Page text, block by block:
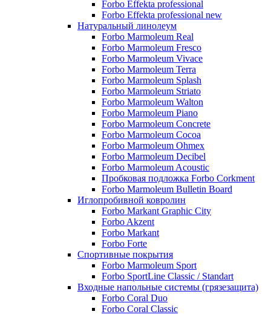
Forbo Effekta professional
Forbo Effekta professional new
Натуральный линолеум
Forbo Marmoleum Real
Forbo Marmoleum Fresco
Forbo Marmoleum Vivace
Forbo Marmoleum Terra
Forbo Marmoleum Splash
Forbo Marmoleum Striato
Forbo Marmoleum Walton
Forbo Marmoleum Piano
Forbo Marmoleum Concrete
Forbo Marmoleum Cocoa
Forbo Marmoleum Ohmex
Forbo Marmoleum Decibel
Forbo Marmoleum Acoustic
Пробковая подложка Forbo Corkment
Forbo Marmoleum Bulletin Board
Иглопробивной ковролин
Forbo Markant Graphic City
Forbo Akzent
Forbo Markant
Forbo Forte
Спортивные покрытия
Forbo Marmoleum Sport
Forbo SportLine Classic / Standart
Входные напольные системы (грязезащита)
Forbo Coral Duo
Forbo Coral Classic